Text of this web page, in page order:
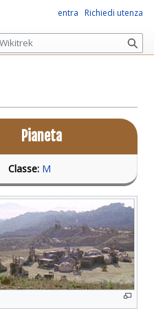
Pianeta
Classe: M
entra Richiedi utenza